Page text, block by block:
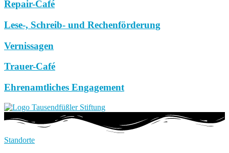
Repair-Café
Lese-, Schreib- und Rechenförderung
Vernissagen
Trauer-Café
Ehrenamtliches Engagement
Standorte